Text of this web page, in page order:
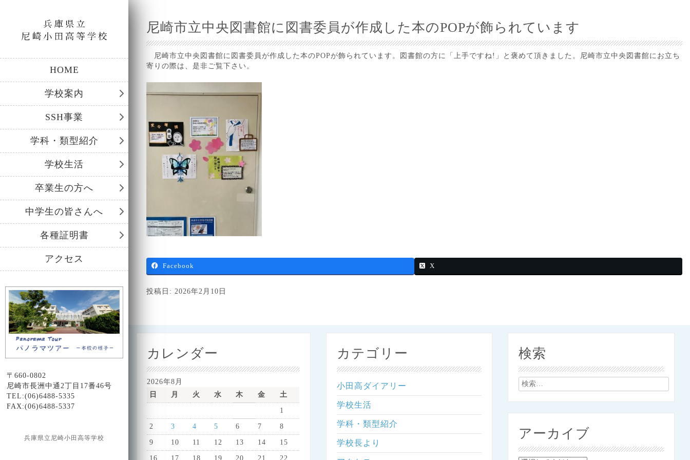
HOME
学校案内
SSH事業
学科・類型紹介
学校生活
卒業生の方へ
中学生の皆さんへ
各種証明書
アクセス
〒660-0802
尼崎市長洲中通2丁目17番46号
TEL:(06)6488-5335
FAX:(06)6488-5337
兵庫県立尼崎小田高等学校
尼崎市立中央図書館に図書委員が作成した本のPOPが飾られています
尼崎市立中央図書館に図書委員が作成した本のPOPが飾られています。図書館の方に「上手ですね!」と褒めて頂きました。尼崎市立中央図書館にお立ち
寄りの際は、是非ご覧下さい。
Facebook X
投稿日: 2026年2月10日
カレンダー
2026年8月
日
月 火 水 木 金 土
1
2 3 4 5 6 7 8
9 10 11 12 13 14 15
16 17 18 19 20 21 22
カテゴリー
小田高ダイアリー
学校生活
学科・類型紹介
学校長より
検索
検
索:
アーカイブ